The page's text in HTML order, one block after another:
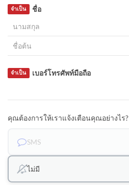
ชื่อ
จำเป็น
เบอร์โทรศัพท์มือถือ
จำเป็น
คุณต้องการให้เราแจ้งเตือนคุณอย่างไร?
SMS
ไม่มี